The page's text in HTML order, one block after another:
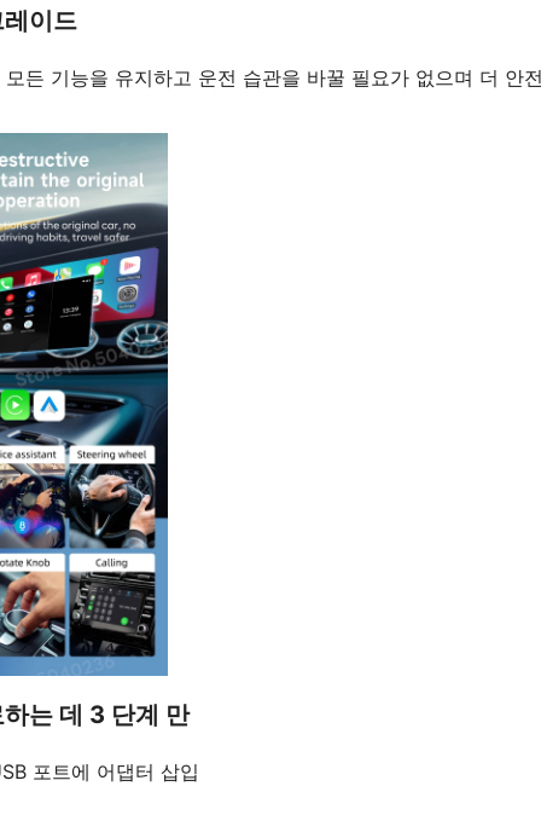
이드
든 기능을 유지하고 운전 습관을 바꿀 필요가 없으며 더 안
는 데 3 단계 만
포트에 어댑터 삽입